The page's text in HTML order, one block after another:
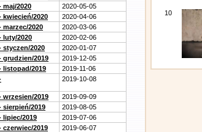
2020
2020-05-05
2020
2020-04-06
2020
2020-03-06
luty/2020
2020-02-06
2020
2020-01-07
2019
2019-12-05
listopad/2019
2019-11-06
2019-10-08
2019
2019-09-09
2019
2019-08-05
2019
2019-07-06
2019
2019-06-07
10